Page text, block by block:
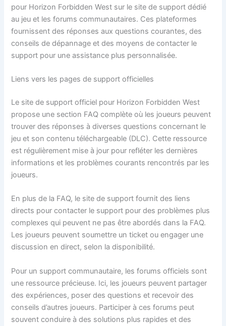
pour Horizon Forbidden West sur le site de support dédié
au jeu et les forums communautaires. Ces plateformes
fournissent des réponses aux questions courantes, des
conseils de dépannage et des moyens de contacter le
support pour une assistance plus personnalisée.
Liens vers les pages de support officielles
Le site de support officiel pour Horizon Forbidden West
propose une section FAQ complète où les joueurs peuvent
trouver des réponses à diverses questions concernant le
jeu et son contenu téléchargeable (DLC). Cette ressource
est régulièrement mise à jour pour refléter les dernières
informations et les problèmes courants rencontrés par les
joueurs.
En plus de la FAQ, le site de support fournit des liens
directs pour contacter le support pour des problèmes plus
complexes qui peuvent ne pas être abordés dans la FAQ.
Les joueurs peuvent soumettre un ticket ou engager une
discussion en direct, selon la disponibilité.
Pour un support communautaire, les forums officiels sont
une ressource précieuse. Ici, les joueurs peuvent partager
des expériences, poser des questions et recevoir des
conseils d’autres joueurs. Participer à ces forums peut
souvent conduire à des solutions plus rapides et des